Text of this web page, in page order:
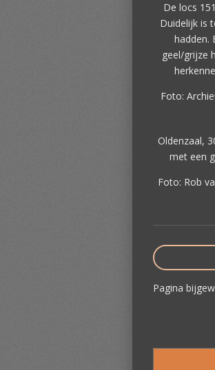
De locs
Duidelijk is
hadden.
geel/grijze
Foto:
Oldenzaal,
met een
Foto: Rob
Pagina